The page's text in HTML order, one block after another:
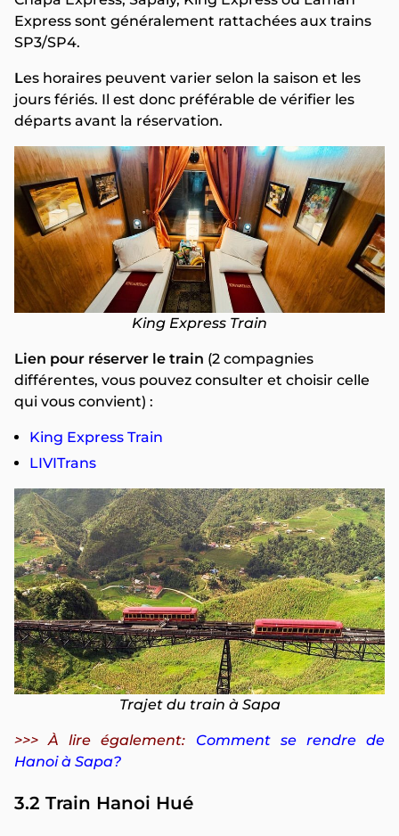
Express sont généralement rattachées aux trains
SP3/SP4.
Les horaires peuvent varier selon la saison et les
jours fériés. Il est donc préférable de vérifier les
départs avant la réservation.
King Express Train
Lien pour réserver le train (2 compagnies
différentes, vous pouvez consulter et choisir celle
qui vous convient) :
King Express Train
LIVITrans
Trajet du train à Sapa
>>> À lire également:
Comment se rendre de
Hanoi à Sapa?
3.2 Train Hanoi Hué